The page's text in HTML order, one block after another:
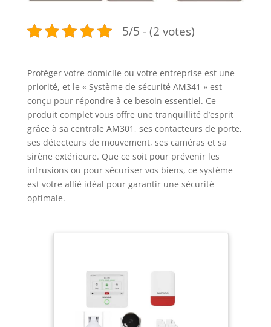
5/5 - (2 votes)
Protéger votre domicile ou votre entreprise est une
priorité, et le « Système de sécurité AM341 » est
conçu pour répondre à ce besoin essentiel. Ce
produit complet vous offre une tranquillité d’esprit
grâce à sa centrale AM301, ses contacteurs de porte,
ses détecteurs de mouvement, ses caméras et sa
sirène extérieure. Que ce soit pour prévenir les
intrusions ou pour sécuriser vos biens, ce système
est votre allié idéal pour garantir une sécurité
optimale.